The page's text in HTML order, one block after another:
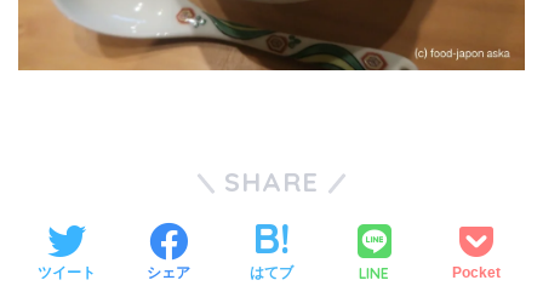
SHARE
ツイート シェア はてブ LINE Pocket